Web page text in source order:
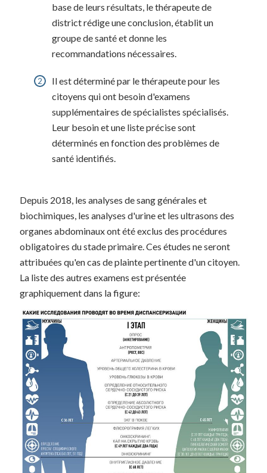
base de leurs résultats, le thérapeute de
district rédige une conclusion, établit un
groupe de santé et donne les
recommandations nécessaires.
Il est déterminé par le thérapeute pour les
citoyens qui ont besoin d'examens
supplémentaires de spécialistes spécialisés.
Leur besoin et une liste précise sont
déterminés en fonction des problèmes de
santé identifiés.
Depuis 2018, les analyses de sang générales et
biochimiques, les analyses d'urine et les ultrasons des
organes abdominaux ont été exclus des procédures
obligatoires du stade primaire. Ces études ne seront
attribuées qu'en cas de plainte pertinente d'un citoyen.
La liste des autres examens est présentée
graphiquement dans la figure: